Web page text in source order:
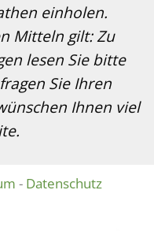
einholen.
Mitteln gilt: Zu
lesen Sie bitte
Sie Ihren
Ihnen viel
- Datenschutz